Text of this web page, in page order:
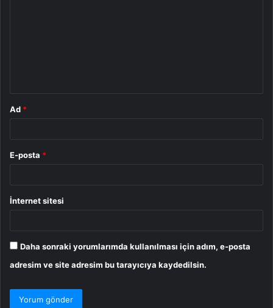
Ad *
E-posta *
İnternet sitesi
Daha sonraki yorumlarımda kullanılması için adım, e-posta
adresim ve site adresim bu tarayıcıya kaydedilsin.